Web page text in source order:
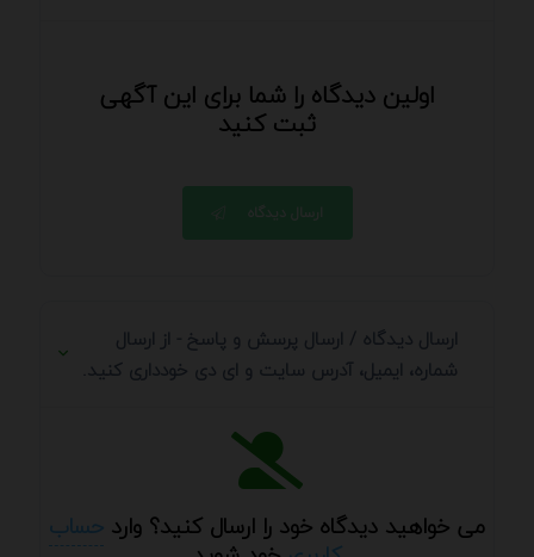
اولین دیدگاه را شما برای این آگهی
ثبت کنید
ارسال دیدگاه
ارسال دیدگاه / ارسال پرسش و پاسخ - از ارسال
شماره، ایمیل، آدرس سایت و ای دی خودداری کنید.
می خواهید دیدگاه خود را ارسال کنید؟ وارد حساب